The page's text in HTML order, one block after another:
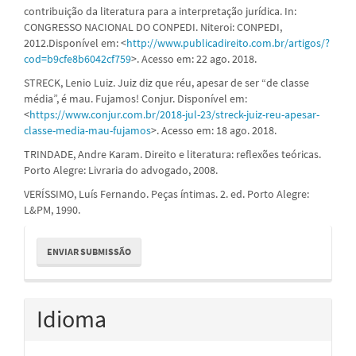
contribuição da literatura para a interpretação jurídica. In:
CONGRESSO NACIONAL DO CONPEDI. Niteroi: CONPEDI,
2012.Disponível em: <http://www.publicadireito.com.br/artigos/?
cod=b9cfe8b6042cf759>. Acesso em: 22 ago. 2018.
STRECK, Lenio Luiz. Juiz diz que réu, apesar de ser “de classe
média”, é mau. Fujamos! Conjur. Disponível em:
<https://www.conjur.com.br/2018-jul-23/streck-juiz-reu-apesar-
classe-media-mau-fujamos>. Acesso em: 18 ago. 2018.
TRINDADE, Andre Karam. Direito e literatura: reflexões teóricas.
Porto Alegre: Livraria do advogado, 2008.
VERÍSSIMO, Luís Fernando. Peças íntimas. 2. ed. Porto Alegre:
L&PM, 1990.
Enviar
Submissão
ENVIAR SUBMISSÃO
Idioma